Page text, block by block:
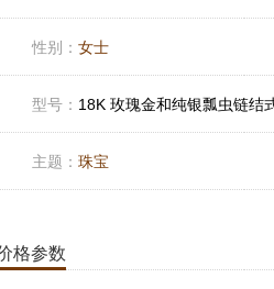
性别： 女士
型号： 18K 玫瑰金和纯银瓢虫链结
主题： 珠宝
格参数